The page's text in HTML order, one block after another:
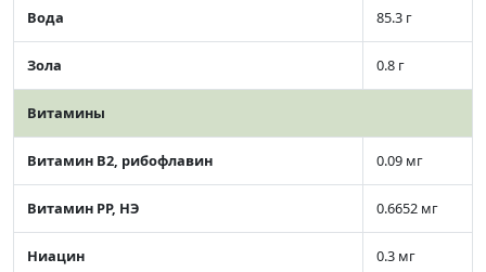
Вода 85.3 г
Зола 0.8 г
Витамины
Витамин В2, рибофлавин 0.09 мг
Витамин РР, НЭ 0.6652 мг
Ниацин 0.3 мг